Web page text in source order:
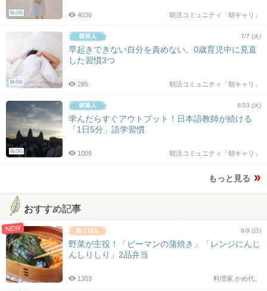
BLOG 朝活コミュニティ「朝キャリ」
4036
BLOG
7/7 (火)
早起きできない自分を責めない。0歳育児中に見直
した習慣3つ
朝活コミュニティ「朝キャリ」
285
BLOG
6/23 (火)
学んだらすぐアウトプット！日本語教師が続ける
「1日5分」語学習慣
朝活コミュニティ「朝キャリ」
1009
もっと見る
おすすめ記事
NEW 8/9 (日)
野菜が主役！「ピーマンの蒲焼き」「レンジにんじ
んしりしり」2品弁当
料理家 かめ代。
1303